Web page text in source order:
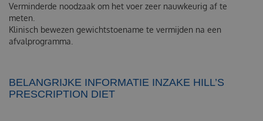
Verminderde noodzaak om het voer zeer nauwkeurig af te
meten.
Klinisch bewezen gewichtstoename te vermijden na een
afvalprogramma.
BELANGRIJKE INFORMATIE INZAKE HILL’S
PRESCRIPTION DIET